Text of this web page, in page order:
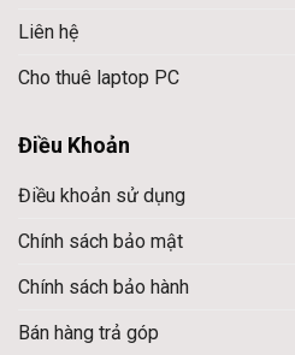
Liên hệ
Cho thuê laptop PC
Điều Khoản
Điều khoản sử dụng
Chính sách bảo mật
Chính sách bảo hành
Bán hàng trả góp